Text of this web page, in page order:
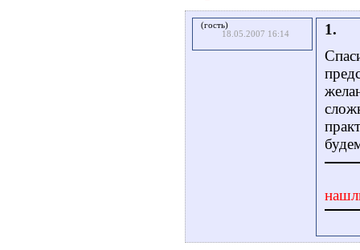
(гость)
18.05.2007 16:14
1.